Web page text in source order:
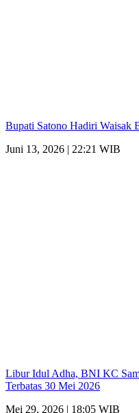
Bupati Satono Hadiri Waisak
Juni 13, 2026 | 22:21 WIB
Libur Idul Adha, BNI KC
Terbatas 30 Mei 2026
Mei 29, 2026 | 18:05 WIB